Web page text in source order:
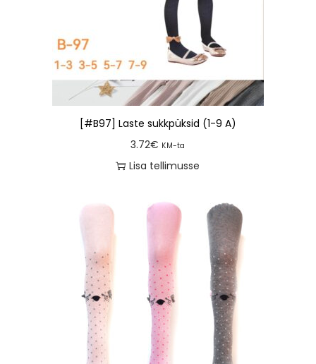
[#B97] Laste sukkpüksid (1-9 A)
3.72€ KM-ta
Lisa tellimusse